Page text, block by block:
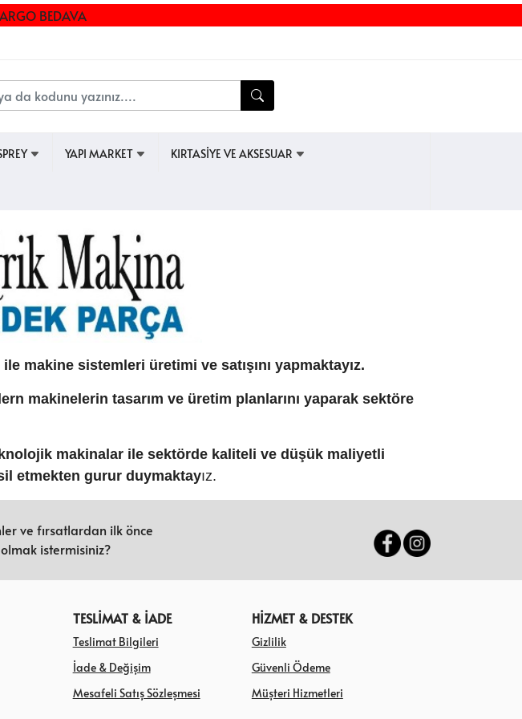
BEDAVA
YAPI MARKET KIRTASİYE VE AKSESUAR
makine sistemleri üretimi ve satışını yapmaktayız.
makinelerin tasarım ve üretim planlarını yaparak sektöre
makinalar ile sektörde kaliteli ve düşük maliyetli
etmekten gurur duymaktayız.
ve fırsatlardan ilk önce
istermisiniz?
TESLİMAT & İADE
Teslimat Bilgileri
İade & Değişim
Mesafeli Satış Sözleşmesi
HİZMET & DESTEK
Gizlilik
Güvenli Ödeme
Müşteri Hizmetleri